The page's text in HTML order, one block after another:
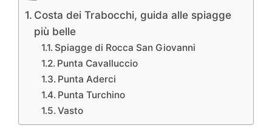
Costa dei Trabocchi, guida alle spiagge
più belle
Spiagge di Rocca San Giovanni
Punta Cavalluccio
Punta Aderci
Punta Turchino
Vasto